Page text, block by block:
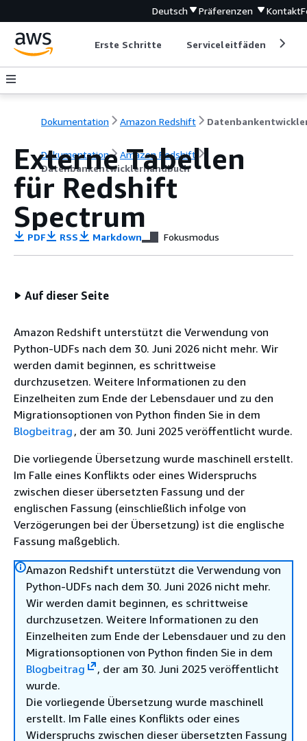
Deutsch Präferenzen Kontakt
Erste Schritte Serviceleitfäden
Dokumentation Amazon Redshift
Dokumentation
Amazon Redshift
Datenbankentwicklerhandbuch
Externe Tabellen
für Redshift
Spectrum
PDF RSS Markdown Fokusmodus
Auf dieser Seite
Amazon Redshift unterstützt die Verwendung von
Python-UDFs nach dem 30. Juni 2026 nicht mehr. Wir
werden damit beginnen, es schrittweise
durchzusetzen. Weitere Informationen zu den
Einzelheiten zum Ende der Lebensdauer und zu den
Migrationsoptionen von Python finden Sie in dem
Blogbeitrag , der am 30. Juni 2025 veröffentlicht wurde.
Die vorliegende Übersetzung wurde maschinell erstellt.
Im Falle eines Konflikts oder eines Widerspruchs
zwischen dieser übersetzten Fassung und der
englischen Fassung (einschließlich infolge von
Verzögerungen bei der Übersetzung) ist die englische
Fassung maßgeblich.
Amazon Redshift unterstützt die Verwendung von
Python-UDFs nach dem 30. Juni 2026 nicht mehr.
Wir werden damit beginnen, es schrittweise
durchzusetzen. Weitere Informationen zu den
Einzelheiten zum Ende der Lebensdauer und zu den
Migrationsoptionen von Python finden Sie in dem
Blogbeitrag
, der am 30. Juni 2025 veröffentlicht
wurde.
Die vorliegende Übersetzung wurde maschinell
erstellt. Im Falle eines Konflikts oder eines
Widerspruchs zwischen dieser übersetzten Fassung